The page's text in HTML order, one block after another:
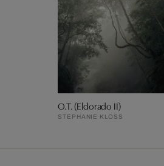
O.T. (Eldorado II)
STEPHANIE KLOSS